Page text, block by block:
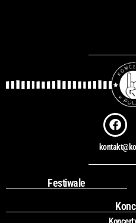
F
a
c
e
b
o
k
Festiwale